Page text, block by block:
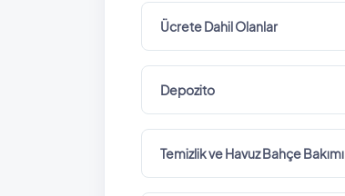
Ücrete Dahil Olanlar
Depozito
Temizlik ve Havuz Bahçe Bakımı